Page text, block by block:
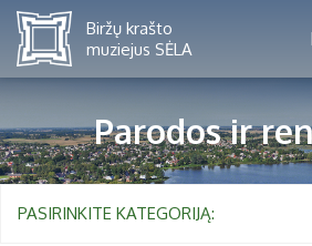
Mėnesio renginiai
Parodos ir
PASIRINKITE KATEGORIJĄ: